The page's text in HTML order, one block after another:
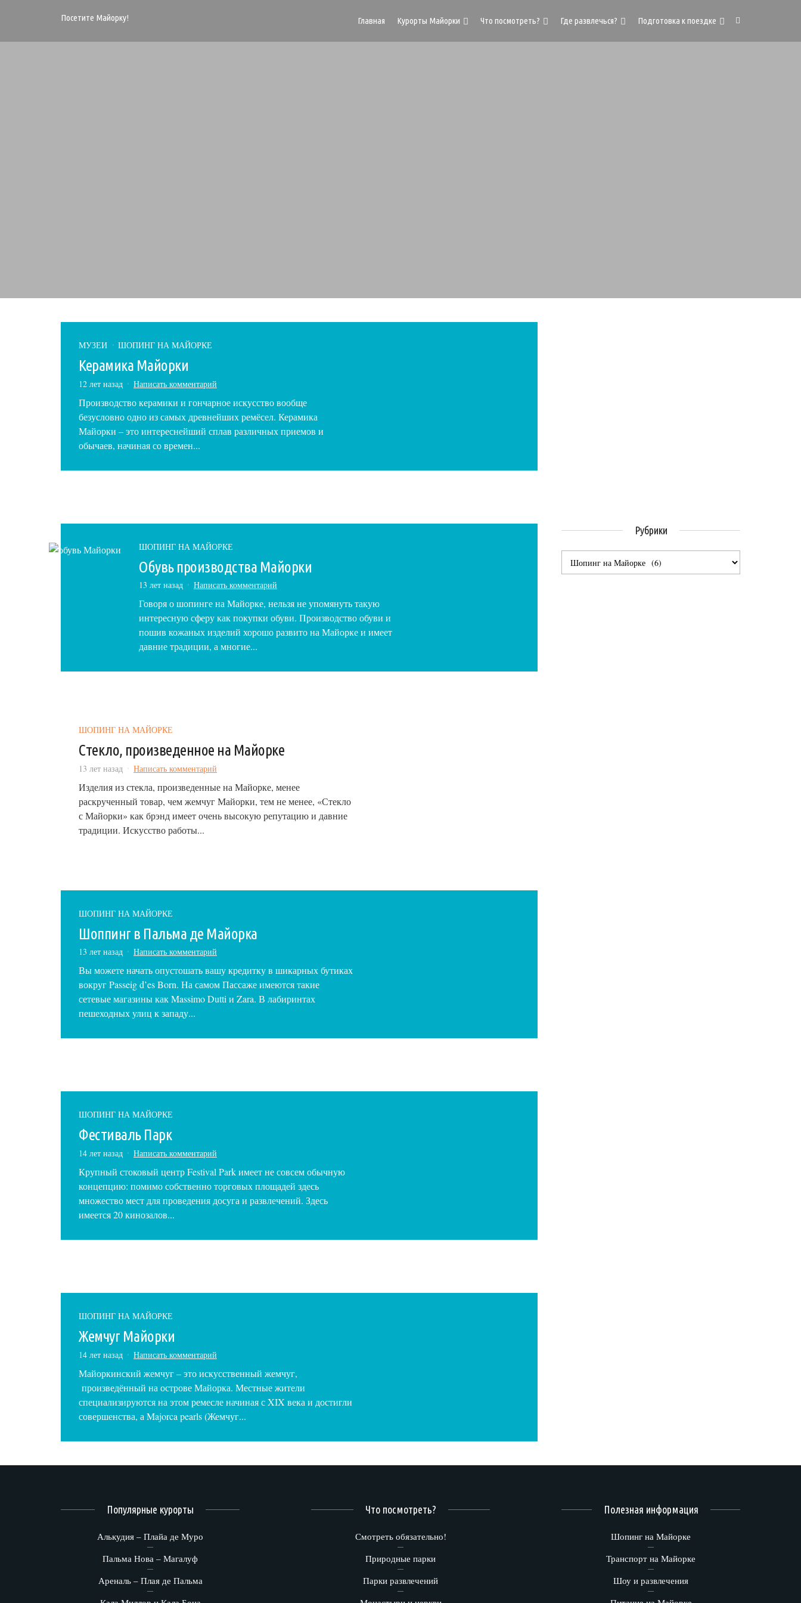
Посетите Майорку! Главная Курорты Майорки Что посмотреть? Где развлечься? Подготовка к поездке
МУЗЕИ ШОПИНГ НА МАЙОРКЕ
Керамика Майорки
12 лет назад Написать комментарий
Производство керамики и гончарное искусство вообще
безусловно одно из самых древнейших ремёсел. Керамика
Майорки – это интереснейший сплав различных приемов и
обычаев, начиная со времен...
ШОПИНГ НА МАЙОРКЕ
Обувь производства Майорки
13 лет назад Написать комментарий
Говоря о шопинге на Майорке, нельзя не упомянуть такую
интересную сферу как покупки обуви. Производство обуви и
пошив кожаных изделий хорошо развито на Майорке и имеет
давние традиции, а многие...
ШОПИНГ НА МАЙОРКЕ
Стекло, произведенное на Майорке
13 лет назад Написать комментарий
Изделия из стекла, произведенные на Майорке, менее
раскрученный товар, чем жемчуг Майорки, тем не менее, «Стекло
с Майорки» как брэнд имеет очень высокую репутацию и давние
традиции. Искусство работы...
ШОПИНГ НА МАЙОРКЕ
Шоппинг в Пальма де Майорка
13 лет назад Написать комментарий
Вы можете начать опустошать вашу кредитку в шикарных бутиках
вокруг Passeig d’es Born. На самом Пассаже имеются такие
сетевые магазины как Massimo Dutti и Zara. В лабиринтах
пешеходных улиц к западу...
ШОПИНГ НА МАЙОРКЕ
Фестиваль Парк
14 лет назад Написать комментарий
Крупный стоковый центр Festival Park имеет не совсем обычную
концепцию: помимо собственно торговых площадей здесь
множество мест для проведения досуга и развлечений. Здесь
имеется 20 кинозалов...
ШОПИНГ НА МАЙОРКЕ
Жемчуг Майорки
14 лет назад Написать комментарий
Майоркинский жемчуг – это искусственный жемчуг,
произведённый на острове Майорка. Местные жители
специализируются на этом ремесле начиная с XIX века и достигли
совершенства, а Majorca pearls (Жемчуг...
Рубрики
Популярные курорты
Алькудия – Плайа де Муро
Пальма Нова – Магалуф
Ареналь – Плая де Пальма
Что посмотреть?
Смотреть обязательно!
Природные парки
Парки развлечений
Полезная информация
Шопинг на Майорке
Транспорт на Майорке
Шоу и развлечения